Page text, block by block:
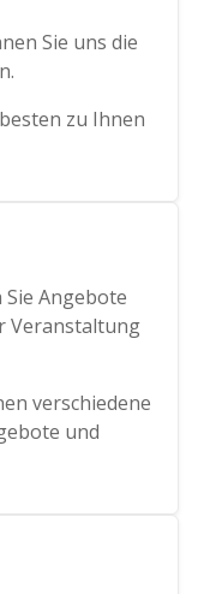
Sie uns die
zu Ihnen
Angebote
Veranstaltung
verschiedene
und